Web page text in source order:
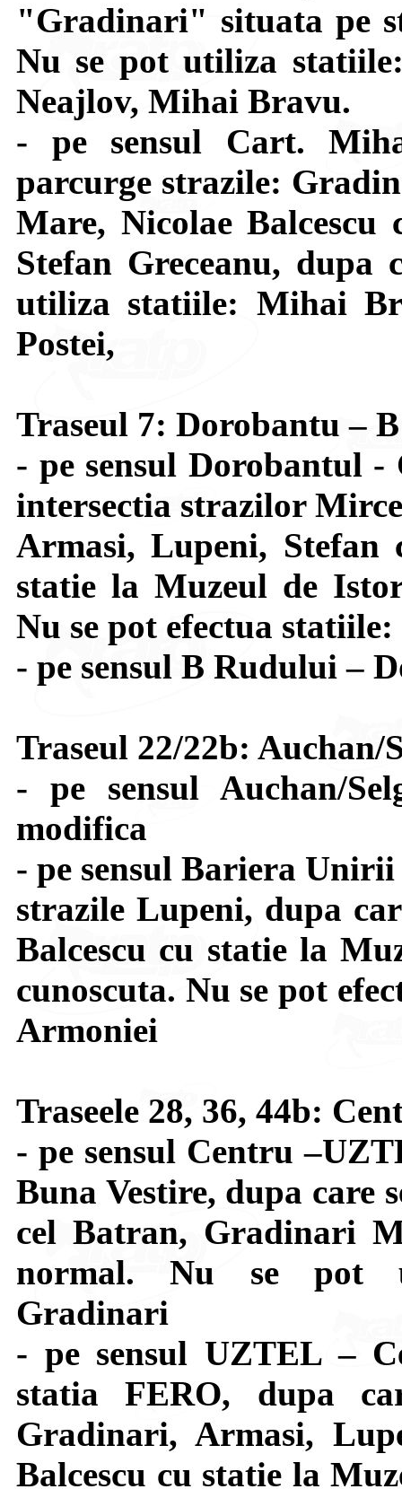
"Gradinari" situata pe
Nu se pot utiliza
Neajlov, Mihai Bravu.
- pe sensul Cart.
parcurge strazile:
Mare, Nicolae
Stefan Greceanu, dupa
utiliza statiile: Mihai
Postei,
Traseul 7: Dorobantu –
- pe sensul Dorobantul
intersectia strazilor
Armasi, Lupeni, Stefan
statie la Muzeul de
Nu se pot efectua
- pe sensul B Rudului –
Traseul 22/22b:
- pe sensul Auchan/
modifica
- pe sensul Bariera
strazile Lupeni, dupa
Balcescu cu statie la
cunoscuta. Nu se pot
Armoniei
Traseele 28, 36, 44b:
- pe sensul Centru
Buna Vestire, dupa care
cel Batran, Gradinari
normal. Nu se pot
Gradinari
- pe sensul UZTEL –
statia FERO, dupa
Gradinari, Armasi,
Balcescu cu statie la